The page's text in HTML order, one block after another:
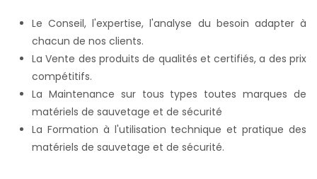
Le Conseil, l'expertise, l'analyse du besoin adapter à
chacun de nos clients.
La Vente des produits de qualités et certifiés, a des prix
compétitifs.
La Maintenance sur tous types toutes marques de
matériels de sauvetage et de sécurité
La Formation à l'utilisation technique et pratique des
matériels de sauvetage et de sécurité.